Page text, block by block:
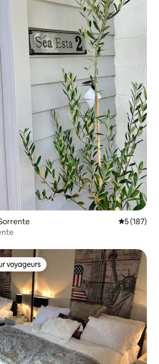
Évaluation
5 (187)
les plus appréciés
voyageurs